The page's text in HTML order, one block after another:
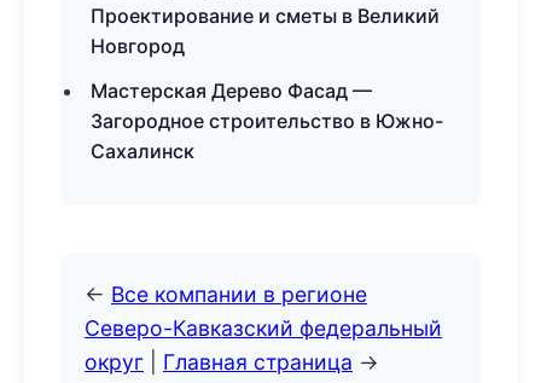
Проектирование и сметы в Великий
Новгород
Мастерская Дерево Фасад —
Загородное строительство в Южно-
Сахалинск
← Все компании в регионе
Северо-Кавказский федеральный
округ
Главная страница →